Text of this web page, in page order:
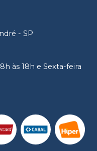
- SP
às 18h e Sexta-feira